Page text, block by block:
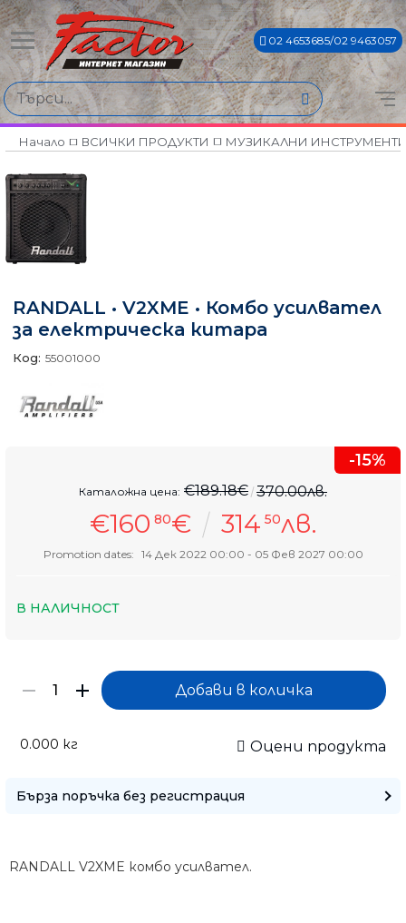
02 4653685/02 9463057
Начало ВСИЧКИ ПРОДУКТИ МУЗИКАЛНИ
RANDALL • V2XME • Комбо усилвател
за електрическа китара
Код: 55001000
-15%
€160 80€ 314 50лв.
Каталожна цена: €189.18€ 370.00лв.
Promotion dates: 14 Дек 2022 00:00 - 05 Фев 2027 00:00
В НАЛИЧНОСТ
0.000 кг Оцени продукта
Бърза поръчка без регистрация Само
RANDALL V2XME комбо усилвател.